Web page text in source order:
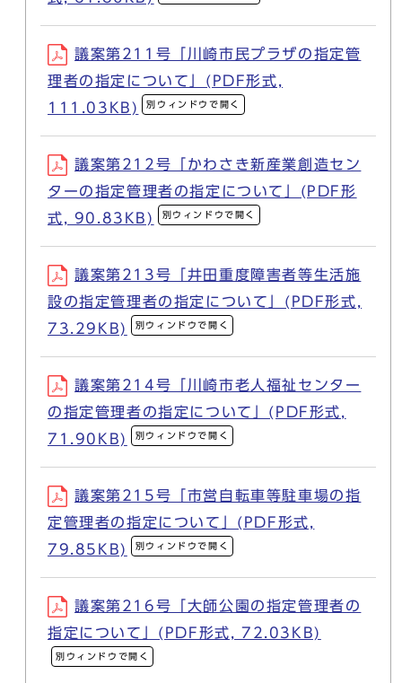
議案第211号「川崎市民プラザの指定管
理者の指定について」(PDF形式,
111.03KB)
別ウィンドウで開く
議案第212号「かわさき新産業創造セン
ターの指定管理者の指定について」(PDF形
式, 90.83KB)
別ウィンドウで開く
議案第213号「井田重度障害者等生活施
設の指定管理者の指定について」(PDF形式,
73.29KB)
別ウィンドウで開く
議案第214号「川崎市老人福祉センター
の指定管理者の指定について」(PDF形式,
71.90KB)
別ウィンドウで開く
議案第215号「市営自転車等駐車場の指
定管理者の指定について」(PDF形式,
79.85KB)
別ウィンドウで開く
議案第216号「大師公園の指定管理者の
指定について」(PDF形式, 72.03KB)
別ウィンドウで開く